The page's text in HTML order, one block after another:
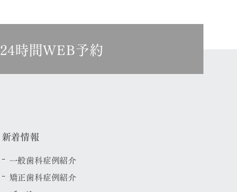
24時間WEB予約
新着情報
一般歯科症例紹介
矯正歯科症例紹介